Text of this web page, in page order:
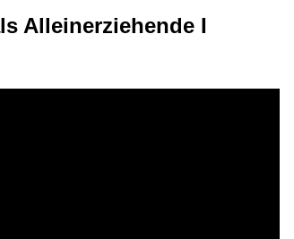
Alleinerziehende I